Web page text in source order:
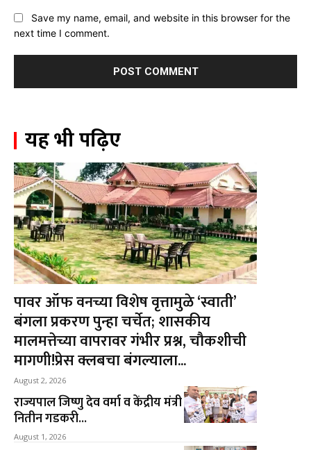
Save my name, email, and website in this browser for the
next time I comment.
यह भी पढ़िए
पावर ऑफ वनच्या विशेष वृत्तामुळे ‘स्वाती’
बंगला प्रकरण पुन्हा चर्चेत; शासकीय
मालमत्तेच्या वापरावर गंभीर प्रश्न, चौकशीची
मागणी!प्रेस क्लबचा बंगल्याला...
August 2, 2026
राज्यपाल जिष्णु देव वर्मा व केंद्रीय मंत्री
नितीन गडकरी...
August 1, 2026